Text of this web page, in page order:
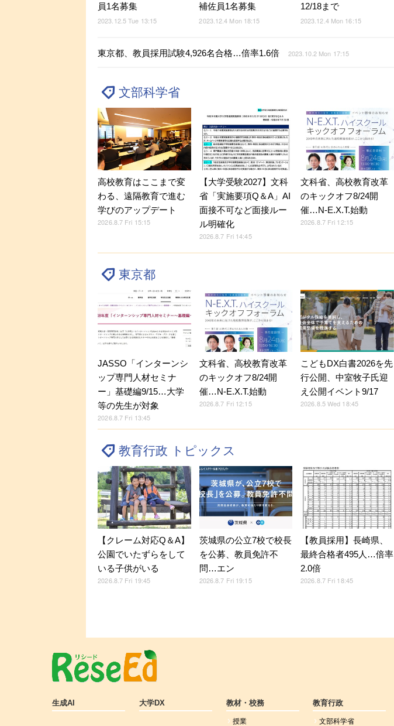
員1名募集
2023.12.5 Tue 13:15
補佐員1名募集
2023.12.4 Mon 18:15
12/18まで
2023.12.4 Mon 16:15
東京都、教員採用試験4,926名合格…倍率1.6倍 2023.10.2 Mon 17:15
文部科学省
高校教育はここまで変
わる、遠隔教育で進む
学びのアップデート
2026.8.7 Fri 15:15
【大学受験2027】文科
省「実施要項Q＆A」AI
面接不可など面接ルー
ル明確化
2026.8.7 Fri 14:45
文科省、高校教育改革
のキックオフ8/24開
催…N-E.X.T.始動
2026.8.7 Fri 12:15
東京都
JASSO「インターンシ
ップ専門人材セミナ
ー」基礎編9/15…大学
等の先生が対象
2026.8.7 Fri 13:45
文科省、高校教育改革
のキックオフ8/24開
催…N-E.X.T.始動
2026.8.7 Fri 12:15
こどもDX白書2026を先
行公開、中室牧子氏迎
え公開イベント9/17
2026.8.5 Wed 18:45
教育行政 トピックス
【クレーム対応Q＆A】
公園でいたずらをして
いる子供がいる
2026.8.7 Fri 19:45
茨城県の公立7校で校長
を公募、教員免許不
問…エン
2026.8.7 Fri 19:15
【教員採用】長崎県、
最終合格者495人…倍率
2.0倍
2026.8.7 Fri 18:45
生成AI 大学DX 教材・校務
授業
教育行政
文部科学省